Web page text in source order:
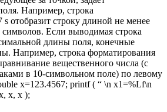
Например, строка
отобразит строку длиной не менее
Если выводимая строка
длины поля, конечные
Например, строка форматирования
вещественного числа (с
в 10-символьном поле) по левому
x=123.4567; printf ( “ \n x1=%Lf\n
x, x );